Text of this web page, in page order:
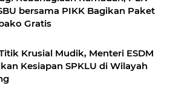
bersama PIKK Bagikan Paket
Gratis
Krusial Mudik, Menteri ESDM
Kesiapan SPKLU di Wilayah